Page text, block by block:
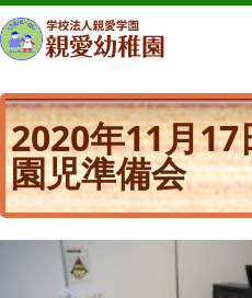
2020年11月
園児準備会